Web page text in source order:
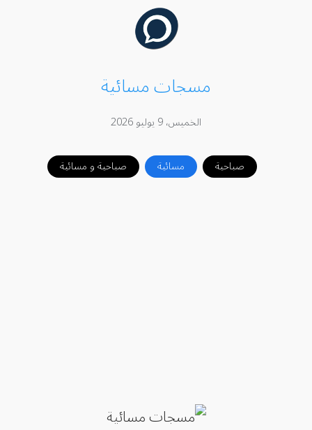
مسجات مسائية
الخميس، 9 يوليو 2026
صباحية مسائية صباحية و مسائية